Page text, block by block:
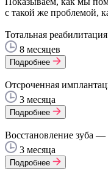
с такой же проблемой,
Тотальная
8 месяцев
Подробнее
Отсроченная
3 месяца
Подробнее
Восстановление зуба —
3 месяца
Подробнее